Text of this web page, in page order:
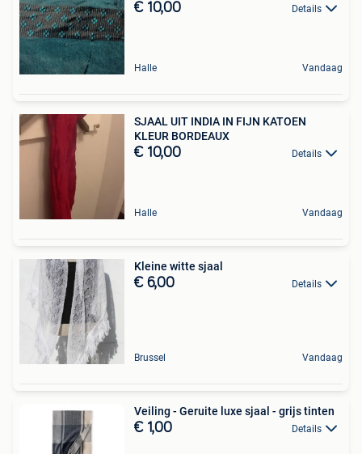
€ 10,00 Details
Halle Vandaag
SJAAL UIT INDIA IN FIJN KATOEN
KLEUR BORDEAUX
€ 10,00 Details
Halle Vandaag
Kleine witte sjaal
€ 6,00 Details
Brussel Vandaag
Veiling - Geruite luxe sjaal - grijs tinten
€ 1,00 Details